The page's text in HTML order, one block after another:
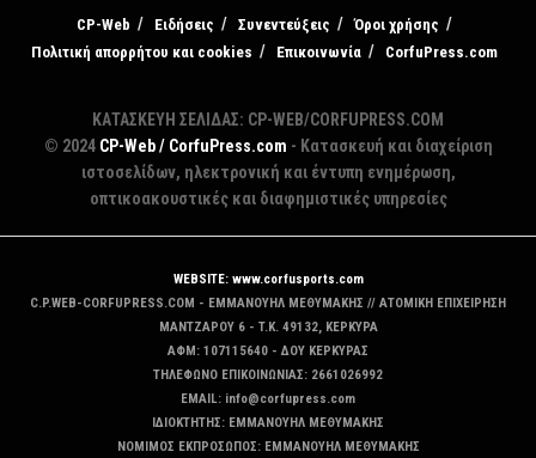
CP-Web Ειδήσεις Συνεντεύξεις
Όροι χρήσης
Πολιτική απορρήτου και cookies
Επικοινωνία CorfuPress.com
ΚΑΤΑΣΚΕΥΗ ΣΕΛΙΔΑΣ: CP-WEB/CORFUPRESS.COM
© 2024 CP-Web / CorfuPress.com - Κατασκευή και διαχείριση
ιστοσελίδων, ηλεκτρονική και έντυπη ενημέρωση,
οπτικοακουστικές και διαφημιστικές υπηρεσίες
WEBSITE: www.corfusports.com
C.P.WEB-CORFUPRESS.COM - ΕΜΜΑΝΟΥΗΛ ΜΕΘΥΜΑΚΗΣ // ΑΤΟΜΙΚΗ ΕΠΙΧΕΙΡΗΣΗ
MANTZAΡΟΥ 6 - T.K. 49132, ΚΕΡΚΥΡΑ
ΑΦΜ: 107115640 - ΔΟΥ ΚΕΡΚΥΡΑΣ
ΤΗΛΕΦΩΝΟ ΕΠΙΚΟΙΝΩΝΙΑΣ: 2661026992
EMAIL: info@corfupress.com
ΙΔΙΟΚΤΗΤΗΣ: EMMANOYΗΛ ΜΕΘΥΜΑΚΗΣ
ΝΟΜΙΜΟΣ ΕΚΠΡΟΣΩΠΟΣ: EMMANOYΗΛ ΜΕΘΥΜΑΚΗΣ